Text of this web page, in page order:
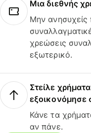
Μια διεθνής
Μην ανησυχείς
χρεώσεις
εξωτερικό.
Στείλε
εξοικονόμησε
Κάνε τα
αν πάνε.